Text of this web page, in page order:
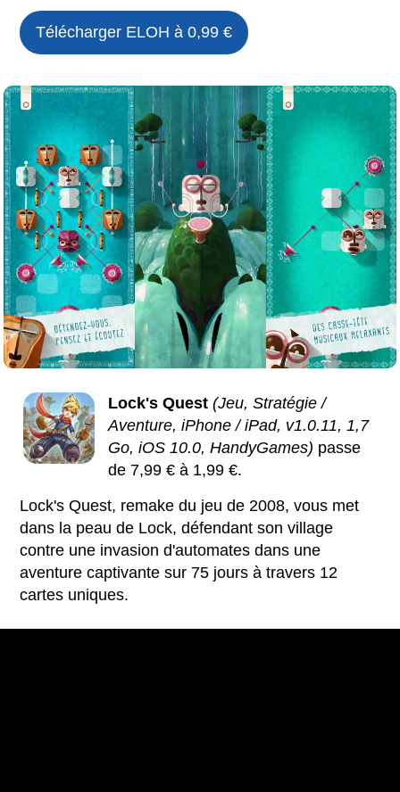
Télécharger ELOH à 0,99 €
Lock's Quest (Jeu, Stratégie /
Aventure, iPhone / iPad, v1.0.11, 1,7
Go, iOS 10.0, HandyGames) passe
de 7,99 € à 1,99 €.
Lock's Quest, remake du jeu de 2008, vous met
dans la peau de Lock, défendant son village
contre une invasion d'automates dans une
aventure captivante sur 75 jours à travers 12
cartes uniques.